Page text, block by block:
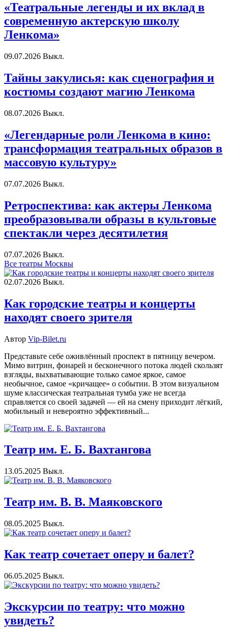
«Театральные легенды и их вклад в
современную актерскую школу
Ленкома»
09.07.2026 Выкл.
Тайны закулисья: как сценография и
костюмы создают магию Ленкома
08.07.2026 Выкл.
«Легендарные роли Ленкома в кино:
трансформация театральных образов в
массовую культуру»
07.07.2026 Выкл.
Ретроспектива: как актеры Ленкома
преобразовывали образы в культовые
спектакли через десятилетия
07.07.2026 Выкл.
Все театры Москвы
02.07.2026 Выкл.
Как городские театры и концерты
находят своего зрителя
Автор Vip-Bilet.ru
Представьте себе оживлённый проспект в пятницу вечером.
Мимо витрин, фонарей и бесконечного потока людей скользят
взгляды, выхватывающие только самое яркое, самое
необычное, самое «кричащее» о событии. В этом визуальном
шуме классическая театральная тумба уже не всегда
справляется со своей задачей — ей на смену приходит лёгкий,
мобильный и невероятно эффективный...
Театр им. Е. Б. Вахтангова
13.05.2025 Выкл.
Театр им. В. В. Маяковского
08.05.2025 Выкл.
Как театр сочетает оперу и балет?
06.05.2025 Выкл.
Экскурсии по театру: что можно
увидеть?